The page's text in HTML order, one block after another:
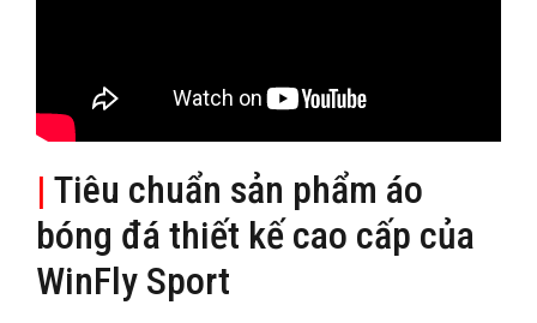
| Tiêu chuẩn sản phẩm áo
bóng đá thiết kế cao cấp của
WinFly Sport